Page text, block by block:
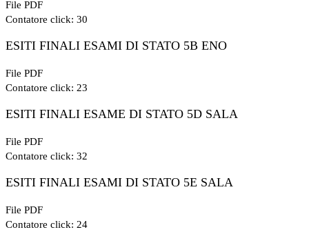
File PDF
Contatore click: 30
ESITI FINALI ESAMI DI STATO 5B ENO
File PDF
Contatore click: 23
ESITI FINALI ESAME DI STATO 5D SALA
File PDF
Contatore click: 32
ESITI FINALI ESAMI DI STATO 5E SALA
File PDF
Contatore click: 24